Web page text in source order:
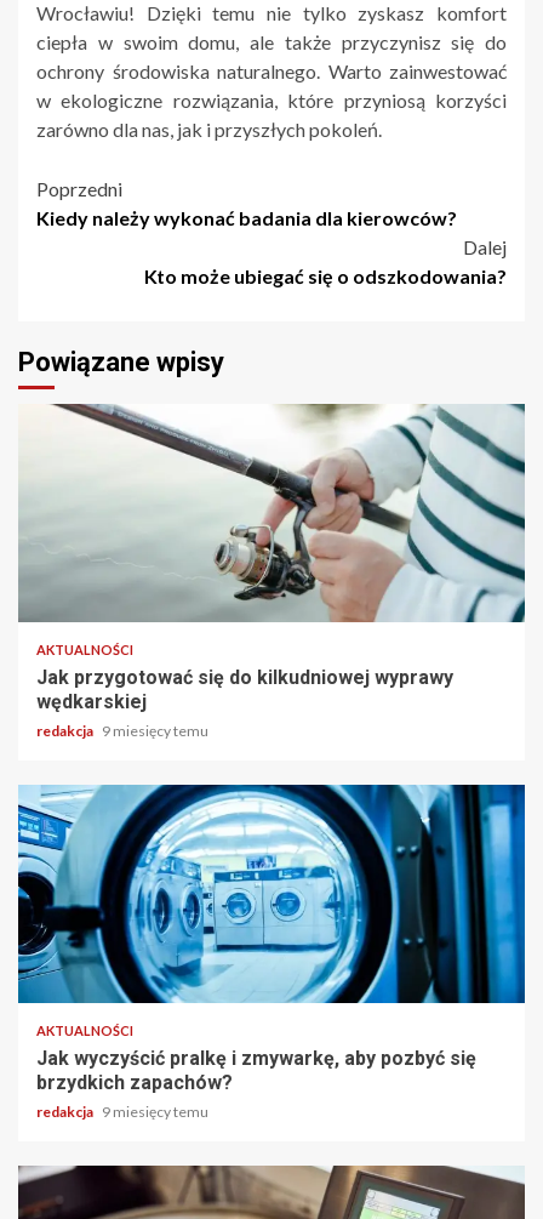
Wrocławiu! Dzięki temu nie tylko zyskasz komfort
ciepła w swoim domu, ale także przyczynisz się do
ochrony środowiska naturalnego. Warto zainwestować
w ekologiczne rozwiązania, które przyniosą korzyści
zarówno dla nas, jak i przyszłych pokoleń.
Nawigacja
Poprzedni
Kiedy należy wykonać badania dla kierowców?
Dalej
Kto może ubiegać się o odszkodowania?
Powiązane wpisy
AKTUALNOŚCI
Jak przygotować się do kilkudniowej wyprawy
wędkarskiej
redakcja 9 miesięcy temu
3 min odczytu
AKTUALNOŚCI
Jak wyczyścić pralkę i zmywarkę, aby pozbyć się
brzydkich zapachów?
redakcja 9 miesięcy temu